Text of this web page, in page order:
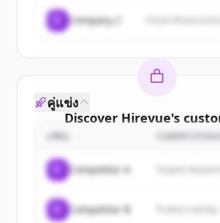
Company C
Discover Hirevue's
Sign up for free to view all
New accounts include trial
คู่แข่ง
Competitor A Organic
Competitor B